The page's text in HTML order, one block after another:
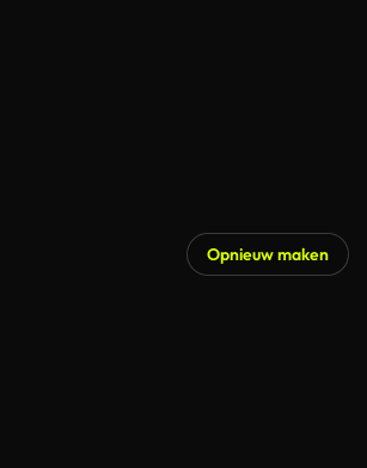
Opnieuw maken